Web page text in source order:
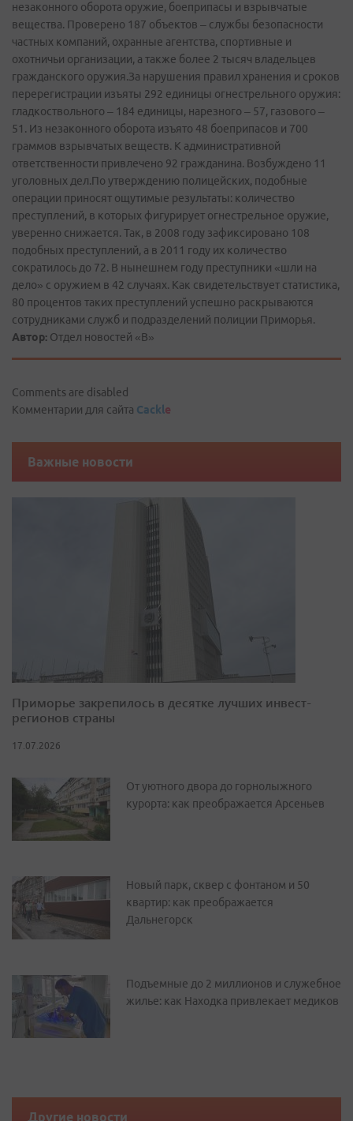
незаконного оборота оружие, боеприпасы и взрывчатые
вещества. Проверено 187 объектов – службы безопасности
частных компаний, охранные агентства, спортивные и
охотничьи организации, а также более 2 тысяч владельцев
гражданского оружия.За нарушения правил хранения и сроков
перерегистрации изъяты 292 единицы огнестрельного оружия:
гладкоствольного – 184 единицы, нарезного – 57, газового –
51. Из незаконного оборота изъято 48 боеприпасов и 700
граммов взрывчатых веществ. К административной
ответственности привлечено 92 гражданина. Возбуждено 11
уголовных дел.По утверждению полицейских, подобные
операции приносят ощутимые результаты: количество
преступлений, в которых фигурирует огнестрельное оружие,
уверенно снижается. Так, в 2008 году зафиксировано 108
подобных преступлений, а в 2011 году их количество
сократилось до 72. В нынешнем году преступники «шли на
дело» с оружием в 42 случаях. Как свидетельствует статистика,
80 процентов таких преступлений успешно раскрываются
сотрудниками служб и подразделений полиции Приморья.
Автор: Отдел новостей «В»
Comments are disabled
Комментарии для сайта Cackle
Важные новости
Приморье закрепилось в десятке лучших инвест-
регионов страны
17.07.2026
От уютного двора до горнолыжного
курорта: как преображается Арсеньев
Новый парк, сквер с фонтаном и 50
квартир: как преображается
Дальнегорск
Подъемные до 2 миллионов и служебное
жилье: как Находка привлекает медиков
Другие новости